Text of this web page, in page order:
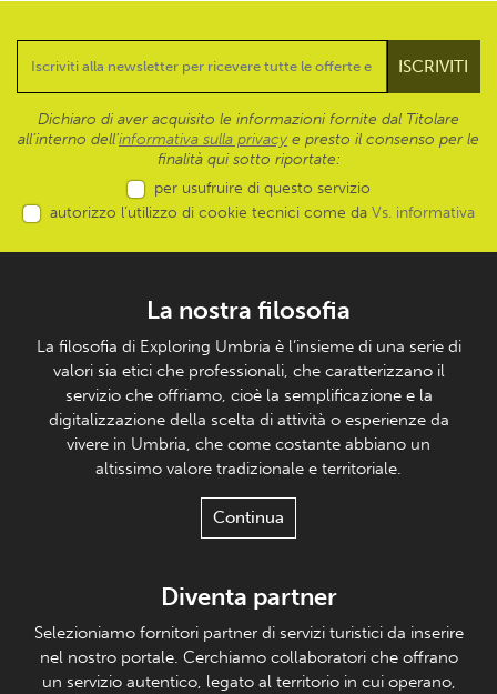
Dichiaro di aver acquisito le informazioni fornite dal Titolare
all’interno dell'informativa sulla privacy e presto il consenso per le
finalità qui sotto riportate:
per usufruire di questo servizio
autorizzo l’utilizzo di cookie tecnici come da Vs. informativa
La nostra filosofia
La filosofia di Exploring Umbria è l’insieme di una serie di
valori sia etici che professionali, che caratterizzano il
servizio che offriamo, cioè la semplificazione e la
digitalizzazione della scelta di attività o esperienze da
vivere in Umbria, che come costante abbiano un
altissimo valore tradizionale e territoriale.
Continua
Diventa partner
Selezioniamo fornitori partner di servizi turistici da inserire
nel nostro portale. Cerchiamo collaboratori che offrano
un servizio autentico, legato al territorio in cui operano,